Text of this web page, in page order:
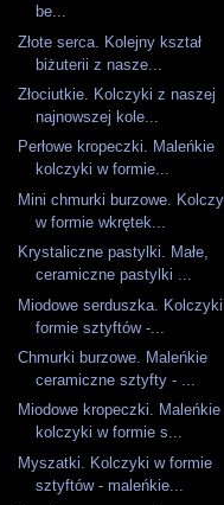
be...
Złote serca. Kolejny kształ
biżuterii z nasze...
Złociutkie. Kolczyki z naszej
najnowszej kole...
Perłowe kropeczki. Maleńkie
kolczyki w formie...
Mini chmurki burzowe.
w formie wkrętek...
Krystaliczne pastylki. Małe,
ceramiczne pastylki ...
Miodowe serduszka.
formie sztyftów -...
Chmurki burzowe. Maleńkie
ceramiczne sztyfty - ...
Miodowe kropeczki. Maleńkie
kolczyki w formie s...
Myszatki. Kolczyki w formie
sztyftów - maleńkie...